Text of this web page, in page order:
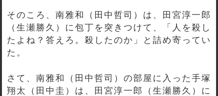
そのころ、南雅和（田中哲司）は、田宮淳一郎
（生瀬勝久）に包丁を突きつけて、「人を殺し
たよね？答えろ。殺したのか」と詰め寄ってい
た。
さて、南雅和（田中哲司）の部屋に入った手塚
翔太（田中圭）は、田宮淳一郎（生瀬勝久）に